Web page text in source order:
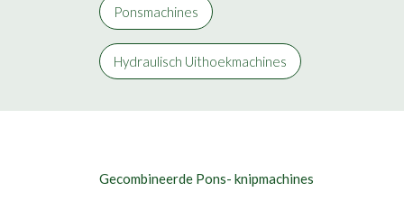
Ponsmachines
Hydraulisch Uithoekmachines
Gecombineerde Pons- knipmachines